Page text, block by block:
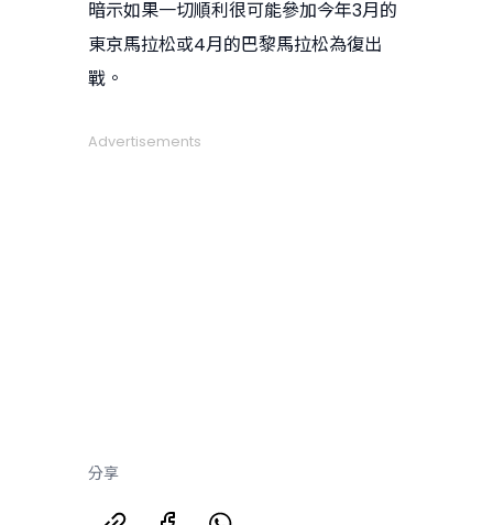
暗示如果一切順利很可能參加今年3月的
東京馬拉松或4月的巴黎馬拉松為復出
戰。
Advertisements
分享